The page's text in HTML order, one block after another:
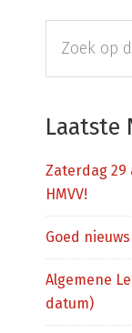
Primaire
Sidebar
deze
Laatste
Zaterdag 29
HMVV!
Goed
Algemene
datum)